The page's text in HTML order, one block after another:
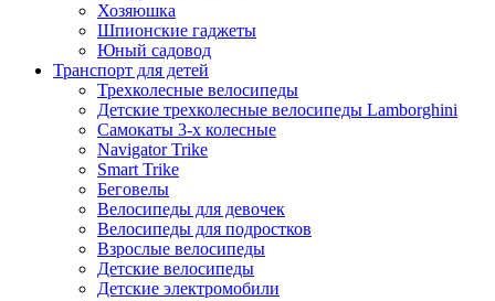
Хозяюшка
Шпионские гаджеты
Юный садовод
Транспорт для детей
Трехколесные велосипеды
Детские трехколесные велосипеды Lamborghini
Самокаты 3-х колесные
Navigator Trike
Smart Trike
Беговелы
Велосипеды для девочек
Велосипеды для подростков
Взрослые велосипеды
Детские велосипеды
Детские электромобили